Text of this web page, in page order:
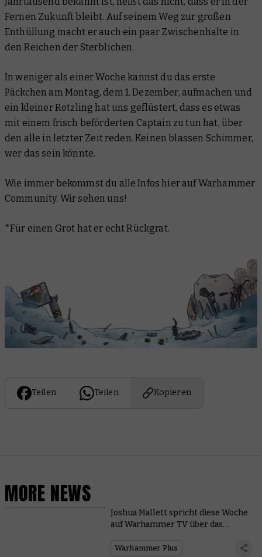
Fernen Zukunft bleibt. Auf seinem Weg zur großen
Enthüllung macht er auch ein paar Zwischenhalte in
den Reichen der Sterblichen.
In weniger als einer Woche kannst du das erste
Päckchen am Montag, dem 1. Dezember, aufmachen und
ein kleiner Rotzling hat uns geflüstert, dass es etwas
mit einem frisch beförderten Captain zu tun hat, über
den alle in letzter Zeit reden. Keinen blassen Schimmer,
wer das sein könnte.
Wie immer bekommst du alle Infos hier auf Warhammer
Community. Wir sehen uns!
*Für einen Grot hat er echt Rückgrat.
Teilen Teilen Kopieren
MORE NEWS
Joshua Mallett spricht diese Woche
auf Warhammer TV über das
Warhammer Plus